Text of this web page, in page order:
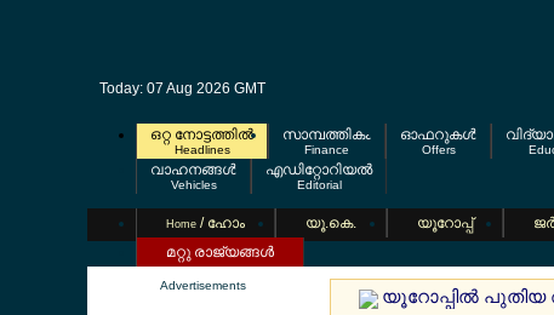
Today: 07 Aug 2026 GMT
ഒറ്റ നോട്ടത്തില്‍
Headlines
സാമ്പത്തികം
Finance
ഓഫറുകള്‍
Offers
വാഹനങ്ങള്‍
Vehicles
എഡിറ്റോറിയല്‍
Editorial
Home / ഹോം യൂ.കെ. യൂറോപ്പ്
മറ്റു രാജ്യങ്ങള്‍
Advertisements
യൂറോപ്പില്‍ പുതിയ